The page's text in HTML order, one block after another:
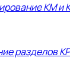
КМ и
разделов